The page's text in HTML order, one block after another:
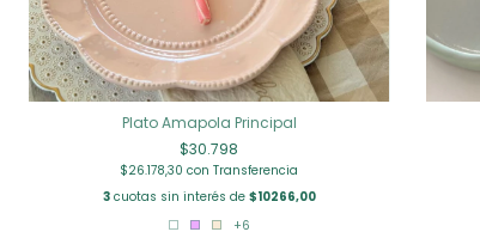
Plato Amapola Principal
$30.798
$26.178,30con Transferencia
3cuotas sin interés de $10266,00
+6